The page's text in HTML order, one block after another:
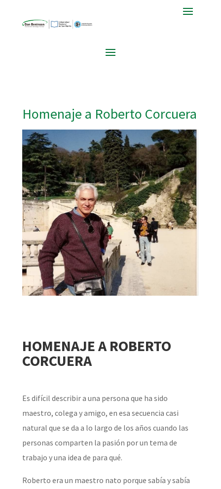
Homenaje a Roberto Corcuera
HOMENAJE A ROBERTO
CORCUERA
Es difícil describir a una persona que ha sido
maestro, colega y amigo, en esa secuencia casi
natural que se da a lo largo de los años cuando las
personas comparten la pasión por un tema de
trabajo y una idea de para qué.
Roberto era un maestro nato porque sabía y sabía